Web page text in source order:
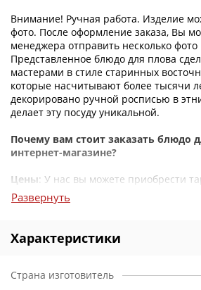
Внимание! Ручная работа. Изделие
фото. После оформление заказа, Вы
менеджера отправить несколько
Представленное блюдо для плова
мастерами в стиле старинных
которые насчитывают более тысячи
декорировано ручной росписью в
делает эту посуду уникальной.
Почему вам стоит заказать блюдо
интернет-магазине?
Цены: У нас вы можете приобрести
вторых блюд, закусок и десерта в
любой вкус по самым доступным ценам.
Консультации: Если у вас возникнут
ассортименту, вы можете позвонить
предоставят всю необходимую
Развернуть
Характеристики
Страна изготовитель